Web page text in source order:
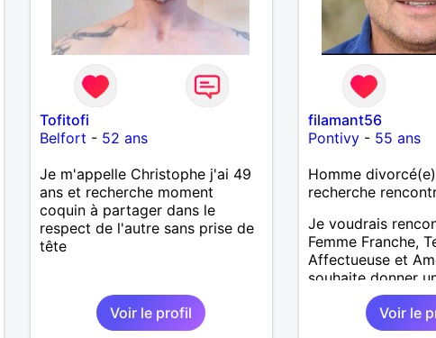
Tofitofi
Belfort - 52 ans
Je m'appelle Christophe j'ai 49
ans et recherche moment
coquin à partager dans le
respect de l'autre sans prise de
tête
Voir le profil
filamant56
Pontivy - 55 ans
Homme
recherche
Je voudrais
Femme Franche,
Affectueuse et
souhaite donner
à notre belle
Voir le